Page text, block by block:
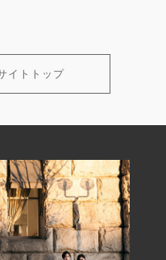
イトトップ